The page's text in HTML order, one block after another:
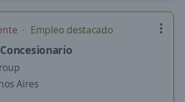
Empleo destacado
Aires